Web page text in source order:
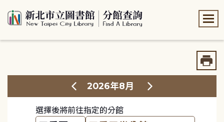
2026年8月
選擇後將前往指定的分館